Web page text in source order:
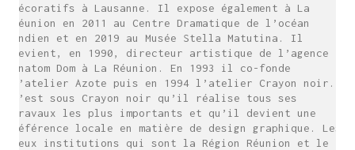
décoratifs à Lausanne. Il expose également à La
Réunion en 2011 au Centre Dramatique de l’océan
indien et en 2019 au Musée Stella Matutina. Il
devient, en 1990, directeur artistique de l’agence
Anatom Dom à La Réunion. En 1993 il co-fonde
l’atelier Azote puis en 1994 l’atelier Crayon noir.
C’est sous Crayon noir qu’il réalise tous ses
travaux les plus importants et qu’il devient une
référence locale en matière de design graphique. Les
deux institutions qui sont la Région Réunion et le